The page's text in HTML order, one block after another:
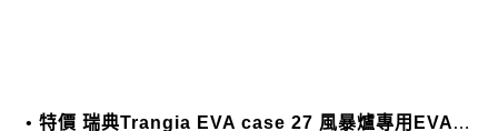
特價 瑞典Trangia EVA case 27 風暴爐專用EVA 防護外盒(小)-黑